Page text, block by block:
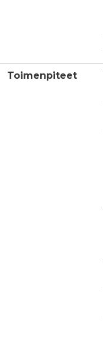
Toimenpiteet